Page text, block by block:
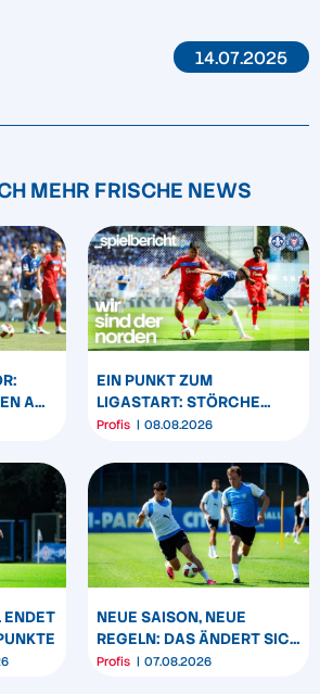
14.07.2025
MEHR FRISCHE NEWS
AM
EIN PUNKT ZUM
LIGASTART: STÖRCHE
SPIELEN REMIS IN
Profis 08.08.2026
ENDET
NEUE SAISON, NEUE
REGELN: DAS ÄNDERT SICH
ZUM START DER 2.
Profis 07.08.2026